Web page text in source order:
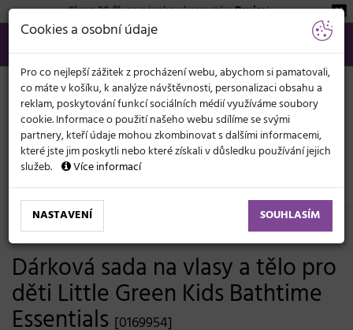
Sleva 20 %na pánskou kosmetikuBeviro!
566 440 099
info@svetkadernictvi.cz
Po−pá: 8−17
Vše o nákupu Kč
KATEGORIE
MENU
Vlasová kosmetika Šampony Pro děti
Poslední šance
Dárková sada na vlasy a tělo pro
děti Little Green Kids Bathtime
Essentials [0169954]
Cookies a osobní údaje
Pro co nejlepší zážitek z procházení webu, abychom si pamatovali,
co máte v košíku, k analýze návštěvnosti, personalizaci obsahu a
reklam, poskytování funkcí sociálních médií využíváme soubory
cookie. Informace o použití našeho webu sdílíme se svými
partnery, kteří údaje mohou zkombinovat s dalšími informacemi,
které jste jim poskytli nebo které získali v důsledku používání jejich
služeb.
Více informací
NASTAVENÍ SOUHLASÍM